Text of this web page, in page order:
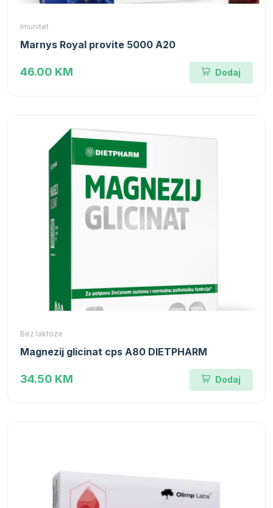
Imunitet
Marnys Royal provite 5000 A20
46.00 KM Dodaj
Bez laktoze
Magnezij glicinat cps A80 DIETPHARM
34.50 KM Dodaj